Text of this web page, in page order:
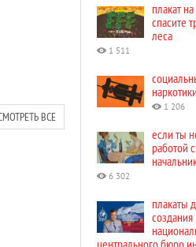
ВСЕ
плакат
спасите
леса
1 511
наркотики
1 206
если ты
работой
6 302
плакаты
создания
центрального бюро